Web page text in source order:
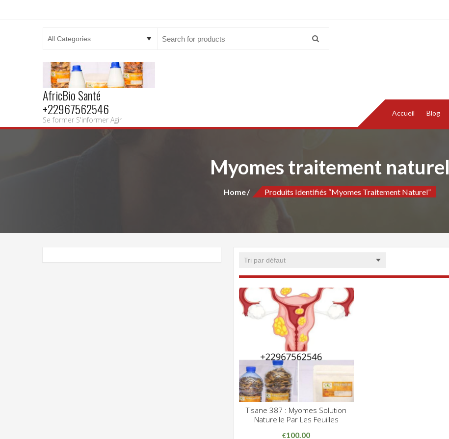
AfricBio Santé
+22967562546
Se former S'informer Agir
Accueil Blog
Myomes traitement naturel
Home Produits Identifiés “Myomes Traitement Naturel”
CLIQUEZ POUR VOIR
ADD WISHLIST
Tisane 387 : Myomes Solution
Naturelle Par Les Feuilles
€100.00